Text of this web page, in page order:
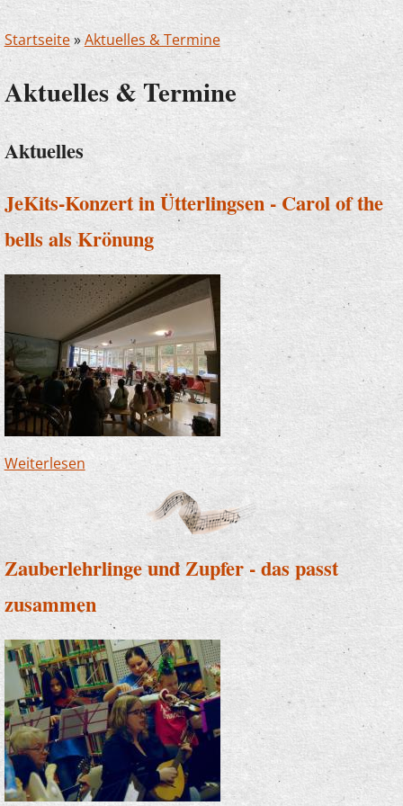
Startseite»Aktuelles & Termine
Aktuelles & Termine
Aktuelles
JeKits-Konzert in Ütterlingsen - Carol of the
bells als Krönung
Weiterlesen über JeKits-Konzert in Ütterlingsen - Carol of
the bells als Krönung
Zauberlehrlinge und Zupfer - das passt
zusammen